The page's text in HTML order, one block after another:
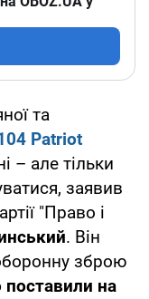
та
Patriot
– але тільки
заявив
"Право і
. Він
зброю
поставили на